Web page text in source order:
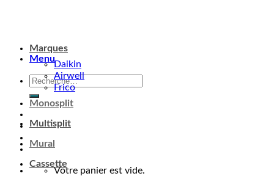
Menu
Votre panier est vide.
Marques
Daikin
Airwell
Frico
Monosplit
Multisplit
Mural
Cassette